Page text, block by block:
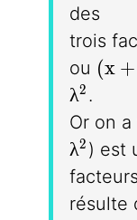
des
trois
ou (x
(x +
λ2 .
Or on
λ2 ) est
résulte